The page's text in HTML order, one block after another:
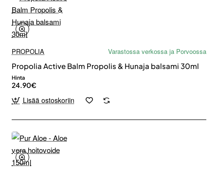
PROPOLIA
Varastossa verkossa ja Porvoossa
Propolia Active Balm Propolis & Hunaja balsami 30ml
Hinta
24.90€
Lisää ostoskoriin